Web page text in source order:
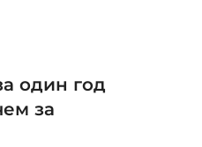
один год
за